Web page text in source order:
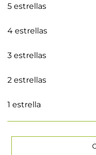
5 estrellas
4 estrellas
3 estrellas
2 estrellas
1 estrella